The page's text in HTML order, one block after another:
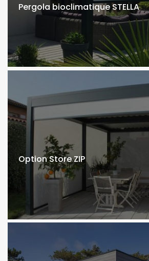
Pergola bioclimatique STELLA
Option Store ZIP